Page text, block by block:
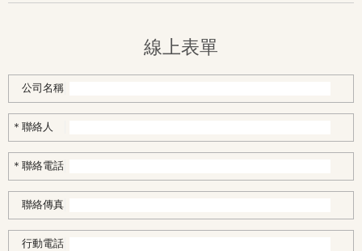
線上表單
公司名稱
聯絡人
聯絡電話
聯絡傳真
行動電話